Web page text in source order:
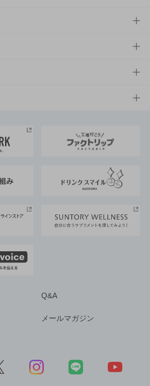
ーズ大阪
TOP
えるサステナビリティ経営
Q&A
メールマガジン